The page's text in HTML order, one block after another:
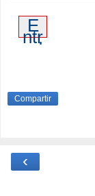
E
ntr
ad
re
ci
Compartir
‹